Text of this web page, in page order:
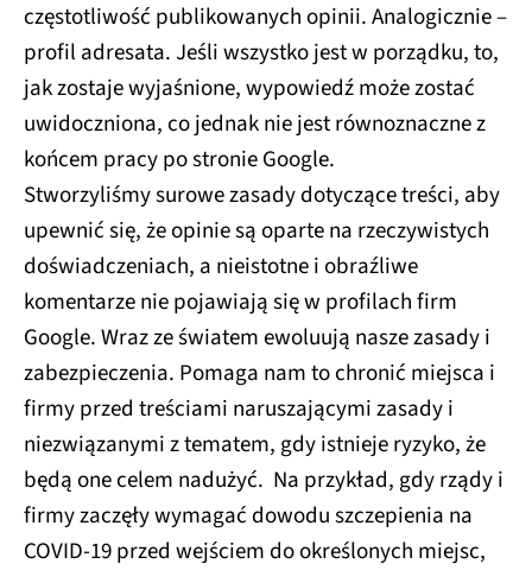
częstotliwość publikowanych opinii. Analogicznie –
profil adresata. Jeśli wszystko jest w porządku, to,
jak zostaje wyjaśnione, wypowiedź może zostać
uwidoczniona, co jednak nie jest równoznaczne z
końcem pracy po stronie Google.
Stworzyliśmy surowe zasady dotyczące treści, aby
upewnić się, że opinie są oparte na rzeczywistych
doświadczeniach, a nieistotne i obraźliwe
komentarze nie pojawiają się w profilach firm
Google. Wraz ze światem ewoluują nasze zasady i
zabezpieczenia. Pomaga nam to chronić miejsca i
firmy przed treściami naruszającymi zasady i
niezwiązanymi z tematem, gdy istnieje ryzyko, że
będą one celem nadużyć. Na przykład, gdy rządy i
firmy zaczęły wymagać dowodu szczepienia na
COVID-19 przed wejściem do określonych miejsc,